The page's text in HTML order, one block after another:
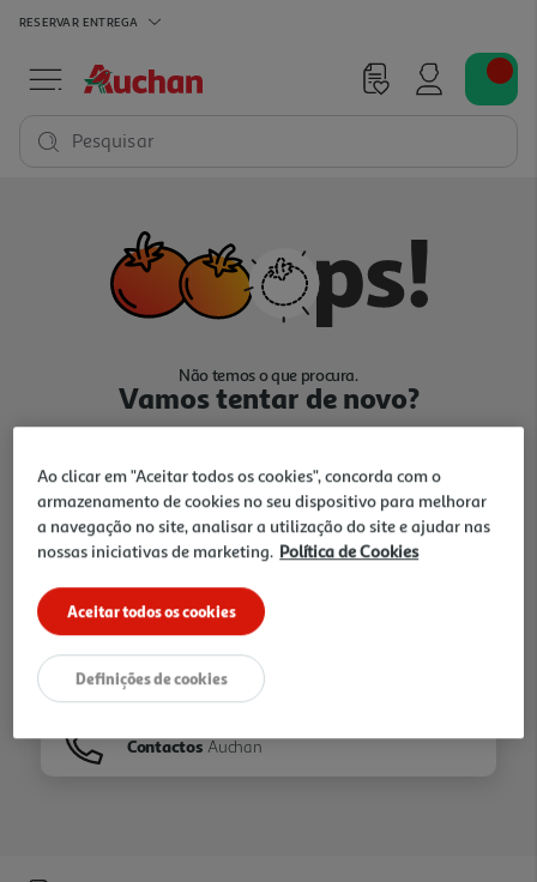
RESERVAR ENTREGA
Pesquisar
Não temos o que procura.
Vamos tentar de novo?
Ir para Homepage
Folhetos
Contactos Auchan
Ao clicar em "Aceitar todos os cookies", concorda com o
armazenamento de cookies no seu dispositivo para melhorar
a navegação no site, analisar a utilização do site e ajudar nas
nossas iniciativas de marketing. Política de Cookies
Aceitar todos os cookies
Definições de cookies